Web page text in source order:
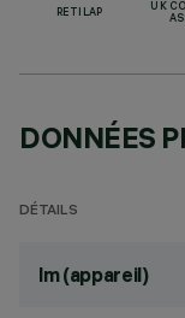
RETILAP
UK
DONNÉES
DÉTAILS
lm (appareil)